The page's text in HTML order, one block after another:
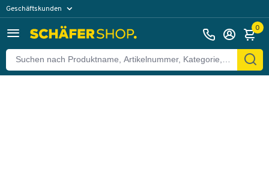
Geschäftskunden
0
Zurück